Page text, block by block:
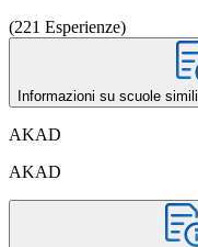
(221 Esperienze)
Informazioni su scuole simili
AKAD
AKAD